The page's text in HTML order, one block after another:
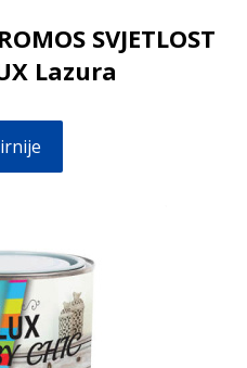
SVJETLOST
Lazura